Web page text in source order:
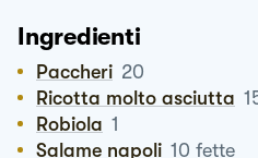
Ingredienti
Paccheri 20
Ricotta molto asciutta
Robiola 1
Salame napoli 10 fette